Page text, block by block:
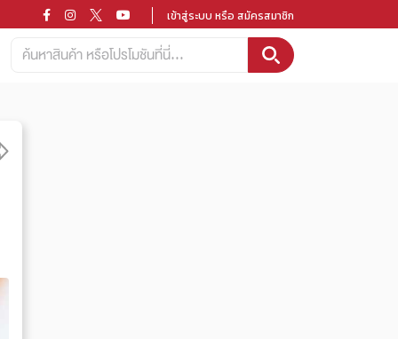
เข้าสู่ระบบ หรือ สมัครสมาชิก